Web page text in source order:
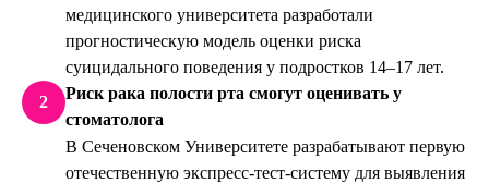
медицинского университета разработали
прогностическую модель оценки риска
суицидального поведения у подростков 14–17 лет.
2
Риск рака полости рта смогут оценивать у
стоматолога
В Сеченовском Университете разрабатывают первую
отечественную экспресс-тест-систему для выявления